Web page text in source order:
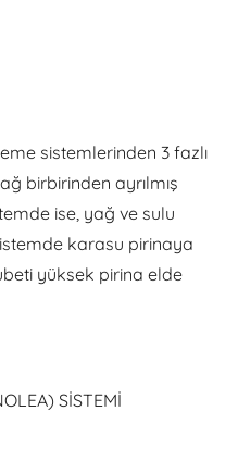
sistemlerinden 3 fazlı
birbirinden ayrılmış
ise, yağ ve sulu
karasu pirinaya
yüksek pirina elde
SİSTEMİ